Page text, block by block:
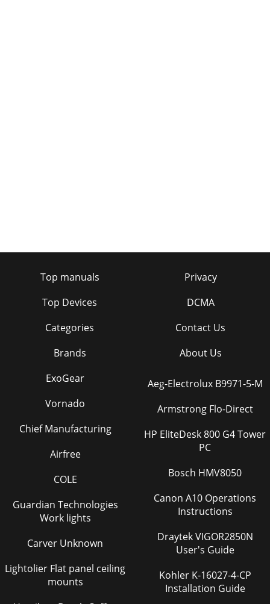
Top manuals
Top Devices
Categories
Brands
Privacy
DCMA
Contact Us
About Us
ExoGear
Vornado
Chief Manufacturing
Airfree
COLE
Guardian Technologies
Work lights
Carver Unknown
Lightolier Flat panel ceiling
mounts
Aeg-Electrolux B9971-5-M
Armstrong Flo-Direct
HP EliteDesk 800 G4 Tower
PC
Bosch HMV8050
Canon A10 Operations
Instructions
Draytek VIGOR2850N
User's Guide
Kohler K-16027-4-CP
Installation Guide